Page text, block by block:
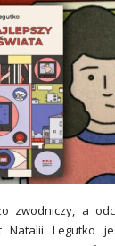
zwodniczy, a
Natalii Legutko